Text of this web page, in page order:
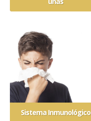
Sistema Inmunológico